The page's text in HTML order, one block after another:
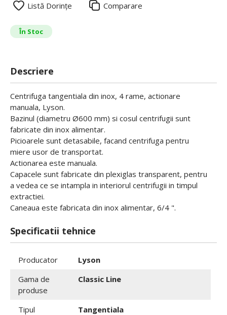
Listă Dorințe Comparare
În Stoc
Descriere
Centrifuga tangentiala din inox, 4 rame, actionare
manuala, Lyson.
Bazinul (diametru Ø600 mm) si cosul centrifugii sunt
fabricate din inox alimentar.
Picioarele sunt detasabile, facand centrifuga pentru
miere usor de transportat.
Actionarea este manuala.
Capacele sunt fabricate din plexiglas transparent, pentru
a vedea ce se intampla in interiorul centrifugii in timpul
extractiei.
Caneaua este fabricata din inox alimentar, 6/4 ".
Specificatii tehnice
Producator
Lyson
Gama de
produse
Classic Line
Tipul
Tangentiala